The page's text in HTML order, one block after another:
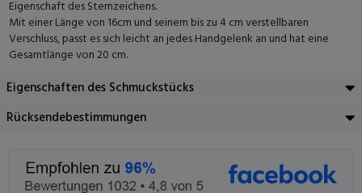
Eigenschaft des Sternzeichens.
Mit einer Länge von 16cm und seinem bis zu 4 cm verstellbaren
Verschluss, passt es sich leicht an jedes Handgelenk an und hat eine
Gesamtlänge von 20 cm.
Eigenschaften des Schmuckstücks
Rücksendebestimmungen